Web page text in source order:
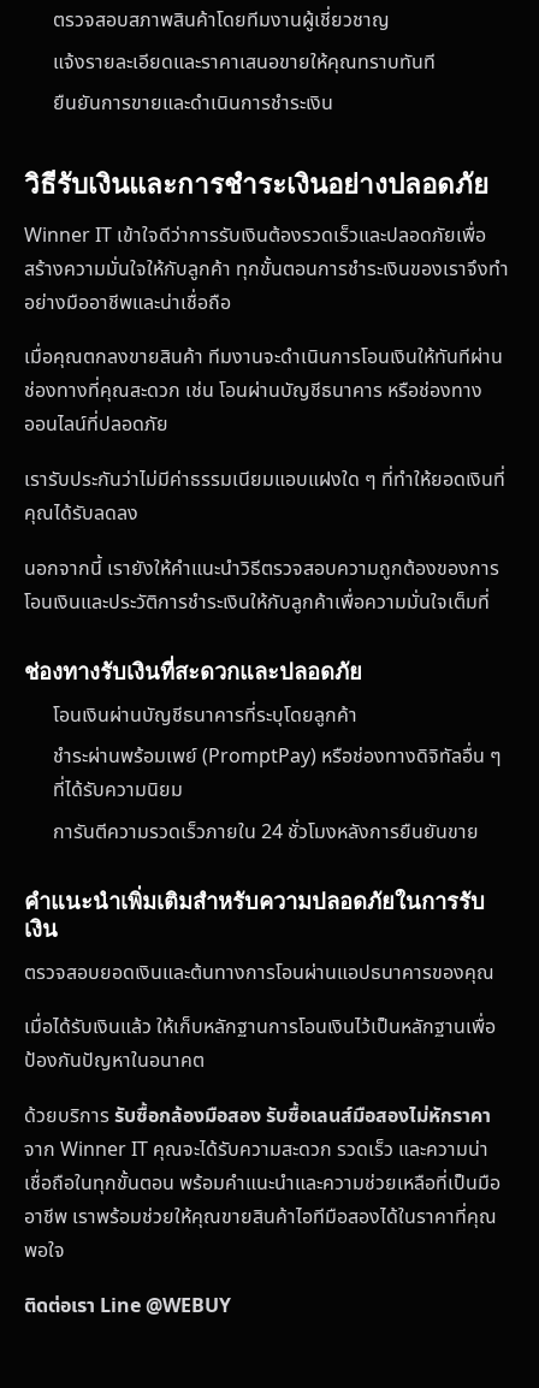
ตรวจสอบสภาพสินค้าโดยทีมงานผู้เชี่ยวชาญ
แจ้งรายละเอียดและราคาเสนอขายให้คุณทราบทันที
ยืนยันการขายและดำเนินการชำระเงิน
วิธีรับเงินและการชำระเงินอย่างปลอดภัย
Winner IT เข้าใจดีว่าการรับเงินต้องรวดเร็วและปลอดภัยเพื่อ
สร้างความมั่นใจให้กับลูกค้า ทุกขั้นตอนการชำระเงินของเราจึงทำ
อย่างมืออาชีพและน่าเชื่อถือ
เมื่อคุณตกลงขายสินค้า ทีมงานจะดำเนินการโอนเงินให้ทันทีผ่าน
ช่องทางที่คุณสะดวก เช่น โอนผ่านบัญชีธนาคาร หรือช่องทาง
ออนไลน์ที่ปลอดภัย
เรารับประกันว่าไม่มีค่าธรรมเนียมแอบแฝงใด ๆ ที่ทำให้ยอดเงินที่
คุณได้รับลดลง
นอกจากนี้ เรายังให้คำแนะนำวิธีตรวจสอบความถูกต้องของการ
โอนเงินและประวัติการชำระเงินให้กับลูกค้าเพื่อความมั่นใจเต็มที่
ช่องทางรับเงินที่สะดวกและปลอดภัย
โอนเงินผ่านบัญชีธนาคารที่ระบุโดยลูกค้า
ชำระผ่านพร้อมเพย์ (PromptPay) หรือช่องทางดิจิทัลอื่น ๆ
ที่ได้รับความนิยม
การันตีความรวดเร็วภายใน 24 ชั่วโมงหลังการยืนยันขาย
คำแนะนำเพิ่มเติมสำหรับความปลอดภัยในการรับ
เงิน
ตรวจสอบยอดเงินและต้นทางการโอนผ่านแอปธนาคารของคุณ
เมื่อได้รับเงินแล้ว ให้เก็บหลักฐานการโอนเงินไว้เป็นหลักฐานเพื่อ
ป้องกันปัญหาในอนาคต
ด้วยบริการรับซื้อกล้องมือสอง รับซื้อเลนส์มือสองไม่หักราคา
จาก Winner IT คุณจะได้รับความสะดวก รวดเร็ว และความน่า
เชื่อถือในทุกขั้นตอน พร้อมคำแนะนำและความช่วยเหลือที่เป็นมือ
อาชีพ เราพร้อมช่วยให้คุณขายสินค้าไอทีมือสองได้ในราคาที่คุณ
พอใจ
ติดต่อเรา Line @WEBUY